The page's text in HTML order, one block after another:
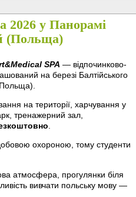
2026 у Панорамі
(Польща)
SPA — відпочинково-
на березі Балтійського
на території, харчування у
тренажерний зал,
охороною, тому студенти
атмосфера, прогулянки біля
вивчати польську мову —